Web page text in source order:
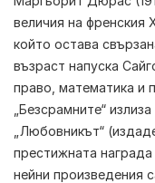
величия на френския
който остава
възраст напуска
право, математика и
„Безсрамните“
„Любовникът“
престижната награда
нейни произведения